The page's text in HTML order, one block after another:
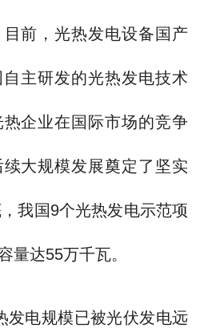
前，光热发电设备国产
主研发的光热发电技术
企业在国际市场的竞争
大规模发展奠定了坚实
我国9个光热发电示范项
量达55万千瓦。
电规模已被光伏发电远